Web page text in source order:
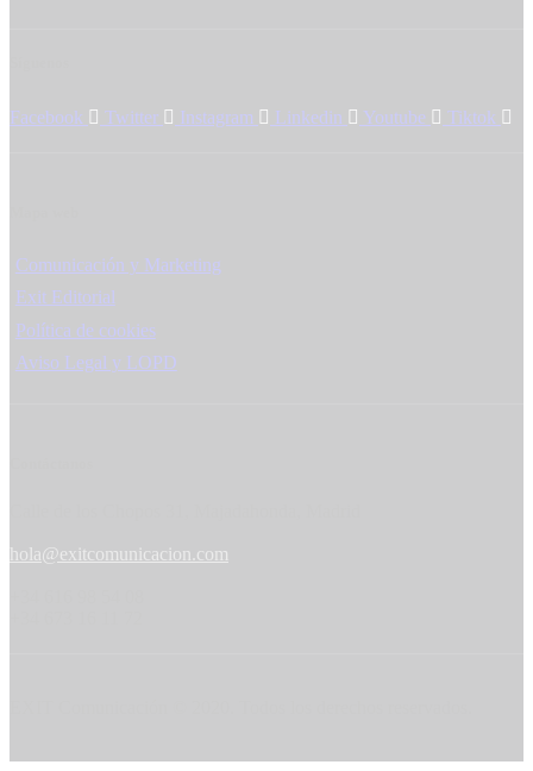
Facebook Twitter Instagram Linkedin Youtube Tiktok
Comunicación y Marketing
Exit Editorial
Política de cookies
Aviso Legal y LOPD
hola@exitcomunicacion.com